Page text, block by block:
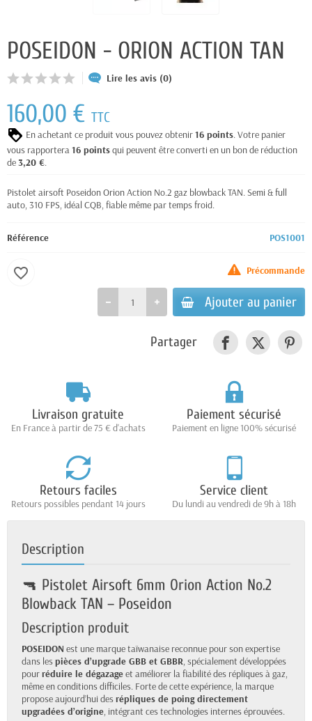
POSEIDON - ORION ACTION TAN
Lire les avis (0)
160,00 € TTC
En achetant ce produit vous pouvez obtenir16 points. Votre panier
vous rapportera16 pointsqui peuvent être converti en un bon de réduction
de3,20 €.
Pistolet airsoft Poseidon Orion Action No.2 gaz blowback TAN. Semi & full
auto, 310 FPS, idéal CQB, fiable même par temps froid.
Référence POS1001
Précommande
Ajouter au panier
favorite_border
Partager
Livraison gratuite
En France à partir de 75 € d'achats
Paiement sécurisé
Paiement en ligne 100% sécurisé
Retours faciles
Retours possibles pendant 14 jours
Service client
Du lundi au vendredi de 9h à 18h
Description
🔫 Pistolet Airsoft 6mm Orion Action No.2
Blowback TAN – Poseidon
Description produit
POSEIDON est une marque taïwanaise reconnue pour son expertise
dans lespièces d’upgrade GBB et GBBR, spécialement développées
pourréduire le dégazageet améliorer la fiabilité des répliques à gaz,
même en conditions difficiles. Forte de cette expérience, la marque
propose aujourd’hui desrépliques de poing directement
upgradées d’origine, intégrant ces technologies internes éprouvées.